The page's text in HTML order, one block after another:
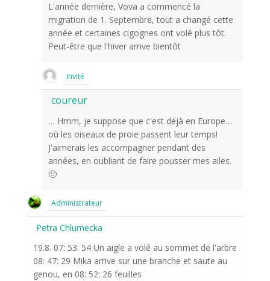
L'année dernière, Vova a commencé la
migration de 1. Septembre, tout a changé cette
année et certaines cigognes ont volé plus tôt.
Peut-être que l'hiver arrive bientôt
Invité
coureur
… Hmm, je suppose que c'est déjà en Europe…
où les oiseaux de proie passent leur temps!
J'aimerais les accompagner pendant des
années, en oubliant de faire pousser mes ailes.
🙁
Administrateur
Petra Chlumecka
19.8. 07: 53: 54 Un aigle a volé au sommet de l'arbre
08: 47: 29 Mika arrive sur une branche et saute au
genou, en 08: 52: 26 feuilles